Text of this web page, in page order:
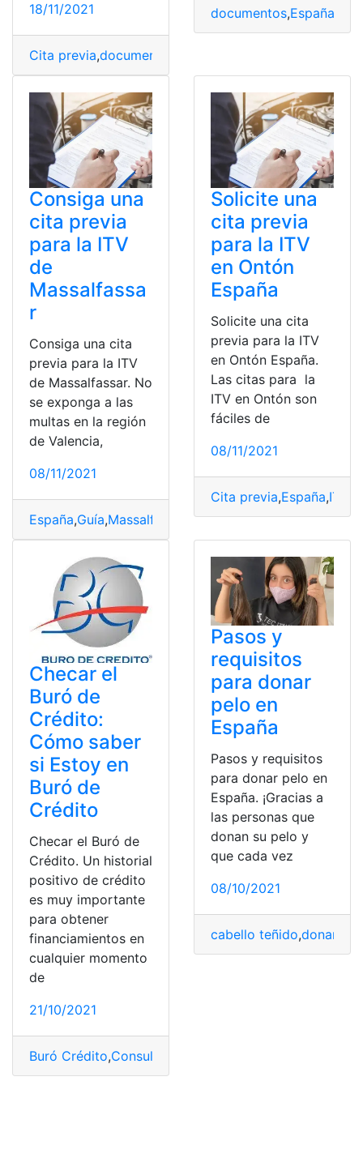
18/11/2021
Cita previa,documento
documentos,España
Consiga una
cita previa
para la ITV
de
Massalfassa
r
Consiga una cita
previa para la ITV
de Massalfassar. No
se exponga a las
multas en la región
de Valencia,
08/11/2021
España,Guía,Massalfassar revisiones,Turnos,Vehículo
Solicite una
cita previa
para la ITV
en Ontón
España
Solicite una cita
previa para la ITV
en Ontón España.
Las citas para la
ITV en Ontón son
fáciles de
08/11/2021
Cita previa,España,ITV
Checar el
Buró de
Crédito:
Cómo saber
si Estoy en
Buró de
Crédito
Checar el Buró de
Crédito. Un historial
positivo de crédito
es muy importante
para obtener
financiamientos en
cualquier momento
de
21/10/2021
Buró Crédito,Consular
Pasos y
requisitos
para donar
pelo en
España
Pasos y requisitos
para donar pelo en
España. ¡Gracias a
las personas que
donan su pelo y
que cada vez
08/10/2021
cabello teñido,donar